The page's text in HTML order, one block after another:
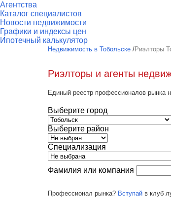
Агентства
Каталог специалистов
Новости недвижимости
Графики и индексы цен
Ипотечный калькулятор
Недвижимость в Тобольске /Риэлторы
Риэлторы и агенты
Единый реестр профессионалов рынка
Выберите город
Выберите район
Специализация
Фамилия или компания
Профессионал рынка? Вступай в клуб